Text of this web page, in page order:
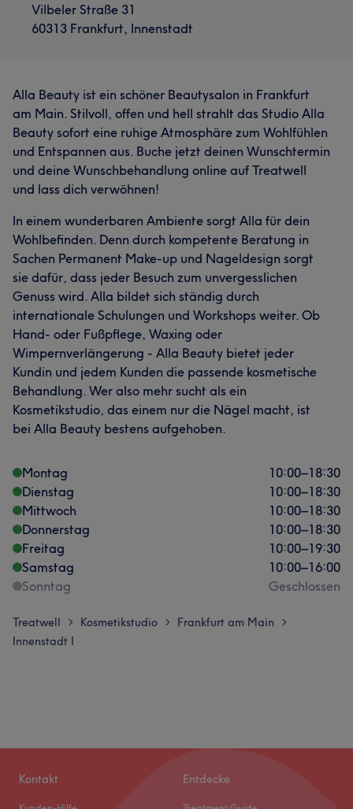
Vilbeler Straße 31
60313 Frankfurt, Innenstadt
Alla Beauty ist ein schöner Beautysalon in Frankfurt
am Main. Stilvoll, offen und hell strahlt das Studio Alla
Beauty sofort eine ruhige Atmosphäre zum Wohlfühlen
und Entspannen aus. Buche jetzt deinen Wunschtermin
und deine Wunschbehandlung online auf Treatwell
und lass dich verwöhnen!
In einem wunderbaren Ambiente sorgt Alla für dein
Wohlbefinden. Denn durch kompetente Beratung in
Sachen Permanent Make-up und Nageldesign sorgt
sie dafür, dass jeder Besuch zum unvergesslichen
Genuss wird. Alla bildet sich ständig durch
internationale Schulungen und Workshops weiter. Ob
Hand- oder Fußpflege, Waxing oder
Wimpernverlängerung - Alla Beauty bietet jeder
Kundin und jedem Kunden die passende kosmetische
Behandlung. Wer also mehr sucht als ein
Kosmetikstudio, das einem nur die Nägel macht, ist
bei Alla Beauty bestens aufgehoben.
Montag 10:00–18:30
Dienstag
10:00–18:30
Mittwoch
10:00–18:30
Donnerstag
10:00–18:30
Freitag
10:00–19:30
Samstag
10:00–16:00
Sonntag
Geschlossen
Treatwell > Kosmetikstudio > Frankfurt am Main >
Innenstadt I
Kontakt Entdecke